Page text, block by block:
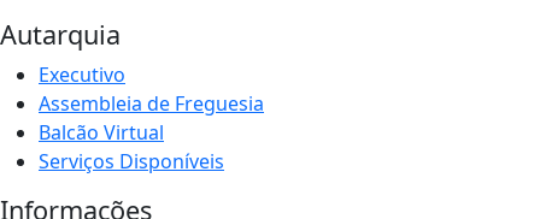
Autarquia
Executivo
Assembleia de Freguesia
Balcão Virtual
Serviços Disponíveis
Informações